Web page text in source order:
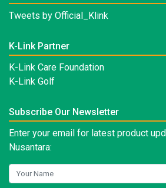
Tweets by Official_Klink
K-Link Partner
K-Link Care Foundation
K-Link Golf
Subscribe Our Newsletter
Enter your email for latest product
Nusantara: